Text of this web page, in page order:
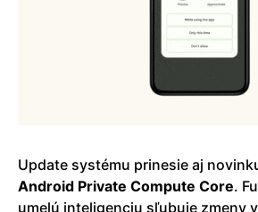
Update systému prinesie aj
Android Private Compute Core.
umelú inteligenciu sľubuje zmeny